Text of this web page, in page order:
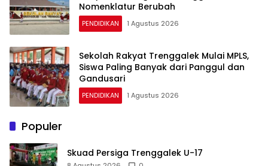
Nomenklatur Berubah
PENDIDIKAN 1 Agustus 2026
Sekolah Rakyat Trenggalek Mulai MPLS,
Siswa Paling Banyak dari Panggul dan
Gandusari
PENDIDIKAN 1 Agustus 2026
Populer
Skuad Persiga Trenggalek U-17